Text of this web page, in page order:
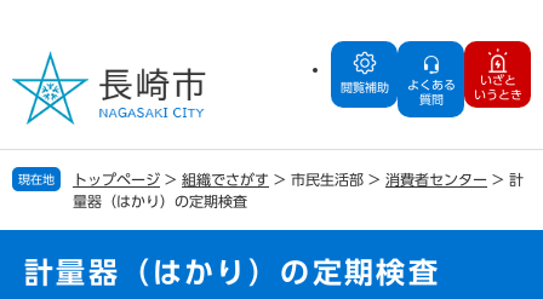
の
で
す
ー
ば
し
閲覧補助
よくある
質問
いざと
いうとき
現在地 トップページ > 組織でさがす > 市民生活部 > 消費者センター > 計
量器（はかり）の定期検査
計量器（はかり）の定期検査